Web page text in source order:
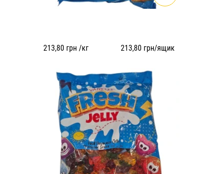
213,80 грн /кг 213,80 грн/ящик